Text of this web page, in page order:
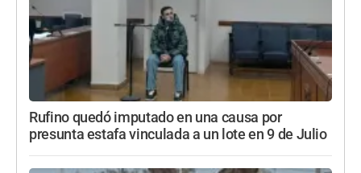
Rufino quedó imputado en una causa por
presunta estafa vinculada a un lote en 9 de Julio